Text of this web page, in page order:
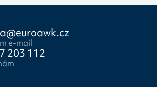
e-mail
203 112